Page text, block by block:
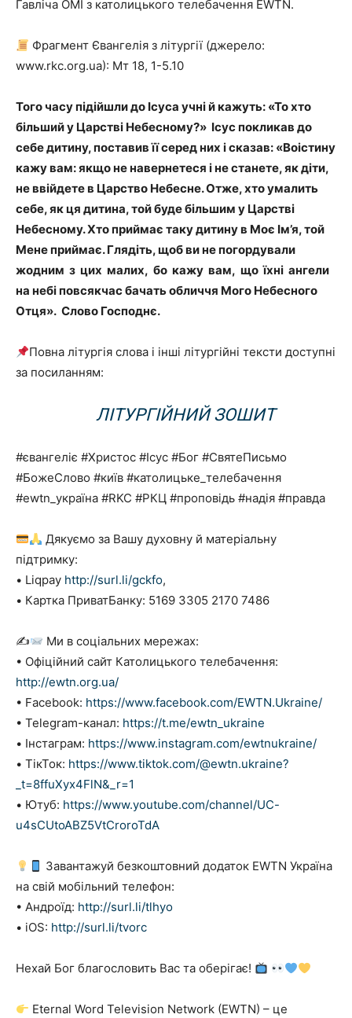
Гавліча ОМІ з католицького телебачення EWTN.
Фрагмент Євангелія з літургії (джерело:
www.rkc.org.ua): Мт 18, 1-5.10
Того часу підійшли до Ісуса учні й кажуть: «То хто
більший у Царстві Небесному?» Ісус покликав до
себе дитину, поставив її серед них і сказав: «Воістину
кажу вам: якщо не навернетеся і не станете, як діти,
не ввійдете в Царство Небесне. Отже, хто умалить
себе, як ця дитина, той буде більшим у Царстві
Небесному. Хто приймає таку дитину в Моє Ім’я, той
Мене приймає. Глядіть, щоб ви не погордували
жодним з цих малих, бо кажу вам, що їхні ангели
на небі повсякчас бачать обличчя Мого Небесного
Отця». Слово Господнє.
Повна літургія слова і інші літургійні тексти доступні
за посиланням:
ЛІТУРГІЙНИЙ ЗОШИТ
#євангеліє #Христос #Ісус #Бог #СвятеПисьмо
#БожеСлово #київ #католицьке_телебачення
#ewtn_україна #RKC #РКЦ #проповідь #надія #правда
Дякуємо за Вашу духовну й матеріальну
підтримку:
• Liqpay http://surl.li/gckfo,
• Картка ПриватБанку: 5169 3305 2170 7486
✍
Ми в соціальних мережах:
• Офіційний сайт Католицького телебачення:
http://ewtn.org.ua/
• Facebook: https://www.facebook.com/EWTN.Ukraine/
• Telegram-канал: https://t.me/ewtn_ukraine
• Інстаграм: https://www.instagram.com/ewtnukraine/
• ТікТок: https://www.tiktok.com/@ewtn.ukraine?
_t=8ffuXyx4FlN&_r=1
• Ютуб: https://www.youtube.com/channel/UC-
u4sCUtoABZ5VtCroroTdA
Завантажуй безкоштовний додаток EWTN Україна
на свій мобільний телефон:
• Андроїд: http://surl.li/tlhyo
• iOS: http://surl.li/tvorc
Нехай Бог благословить Вас та оберігає!
Eternal Word Television Network (EWTN) – це